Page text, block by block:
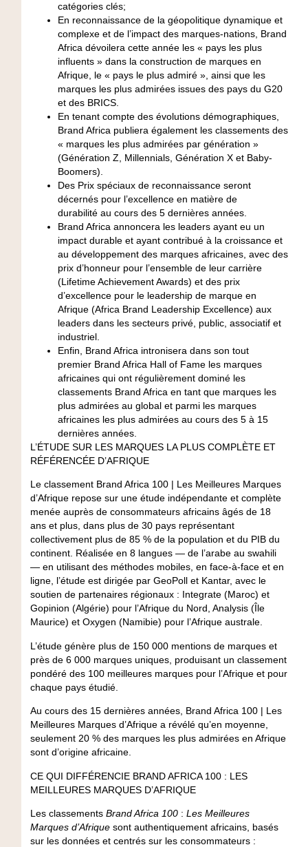
catégories clés;
En reconnaissance de la géopolitique dynamique et
complexe et de l’impact des marques-nations, Brand
Africa dévoilera cette année les « pays les plus
influents » dans la construction de marques en
Afrique, le « pays le plus admiré », ainsi que les
marques les plus admirées issues des pays du G20
et des BRICS.
En tenant compte des évolutions démographiques,
Brand Africa publiera également les classements des
« marques les plus admirées par génération »
(Génération Z, Millennials, Génération X et Baby-
Boomers).
Des Prix spéciaux de reconnaissance seront
décernés pour l’excellence en matière de
durabilitéau cours des 5 dernières années.
Brand Africa annoncera les leaders ayant eu un
impact durable et ayant contribué à la croissance et
au développement des marques africaines, avec des
prix d’honneur pour l’ensemble de leur carrière
(Lifetime Achievement Awards) et des prix
d’excellence pour le leadership de marque en
Afrique (Africa Brand Leadership Excellence) aux
leaders dans les secteurs privé, public, associatif et
industriel.
Enfin, Brand Africa intronisera dans son tout
premier Brand Africa Hall of Fameles marques
africaines qui ont régulièrement dominé les
classements Brand Africa en tant que marques les
plus admirées au global et parmi les marques
africaines les plus admirées au cours des 5 à 15
dernières années.
L’ÉTUDE SUR LES MARQUES LA PLUS COMPLÈTE ET
RÉFÉRENCÉE D’AFRIQUE
Le classement Brand Africa 100 | Les Meilleures Marques
d’Afrique repose sur une étude indépendante et complète
menée auprès de consommateurs africains âgés de 18
ans et plus, dans plus de 30 pays représentant
collectivement plus de 85 % de la population et du PIB du
continent. Réalisée en 8 langues — de l’arabe au swahili
— en utilisant des méthodes mobiles, en face-à-face et en
ligne, l’étude est dirigée par GeoPoll et Kantar, avec le
soutien de partenaires régionaux : Integrate (Maroc) et
Gopinion (Algérie) pour l’Afrique du Nord, Analysis (Île
Maurice) et Oxygen (Namibie) pour l’Afrique australe.
L’étude génère plus de 150 000 mentions de marques et
près de 6 000 marques uniques, produisant un classement
pondéré des 100 meilleures marques pour l’Afrique et pour
chaque pays étudié.
Au cours des 15 dernières années, Brand Africa 100 | Les
Meilleures Marques d’Afrique a révélé qu’en moyenne,
seulement 20 % des marques les plus admirées en Afrique
sont d’origine africaine.
CE QUI DIFFÉRENCIE BRAND AFRICA 100 : LES
MEILLEURES MARQUES D’AFRIQUE
Les classements Brand Africa 100: Les Meilleures
Marques d’Afriquesont authentiquement africains, basés
sur les données et centrés sur les consommateurs :